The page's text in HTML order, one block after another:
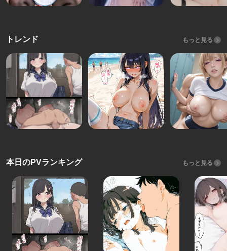
トレンド もっと見る
本日のPVランキング もっと見る